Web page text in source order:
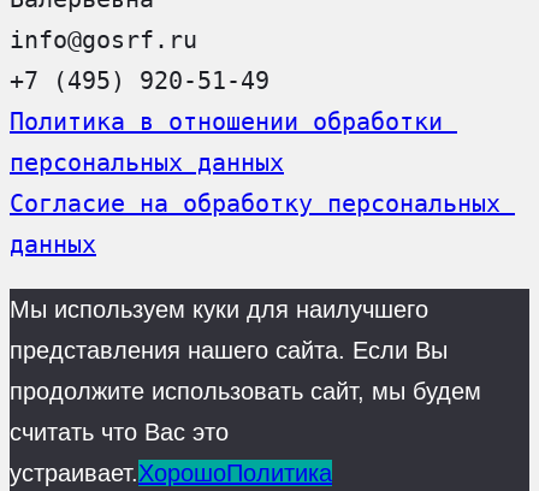
info@gosrf.ru
+7 (495) 920-51-49
Политика в отношении обработки
персональных данных
Согласие на обработку персональных
данных
Мы используем куки для наилучшего
представления нашего сайта. Если Вы
продолжите использовать сайт, мы будем
считать что Вас это
устраивает.ХорошоПолитика